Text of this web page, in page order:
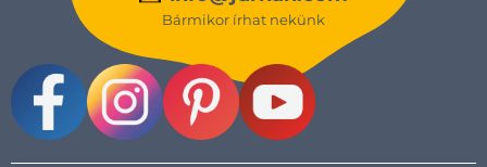
Bármikor írhat nekünk